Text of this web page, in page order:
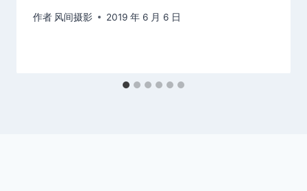
作者 风间摄影 2019 年 6 月 6 日